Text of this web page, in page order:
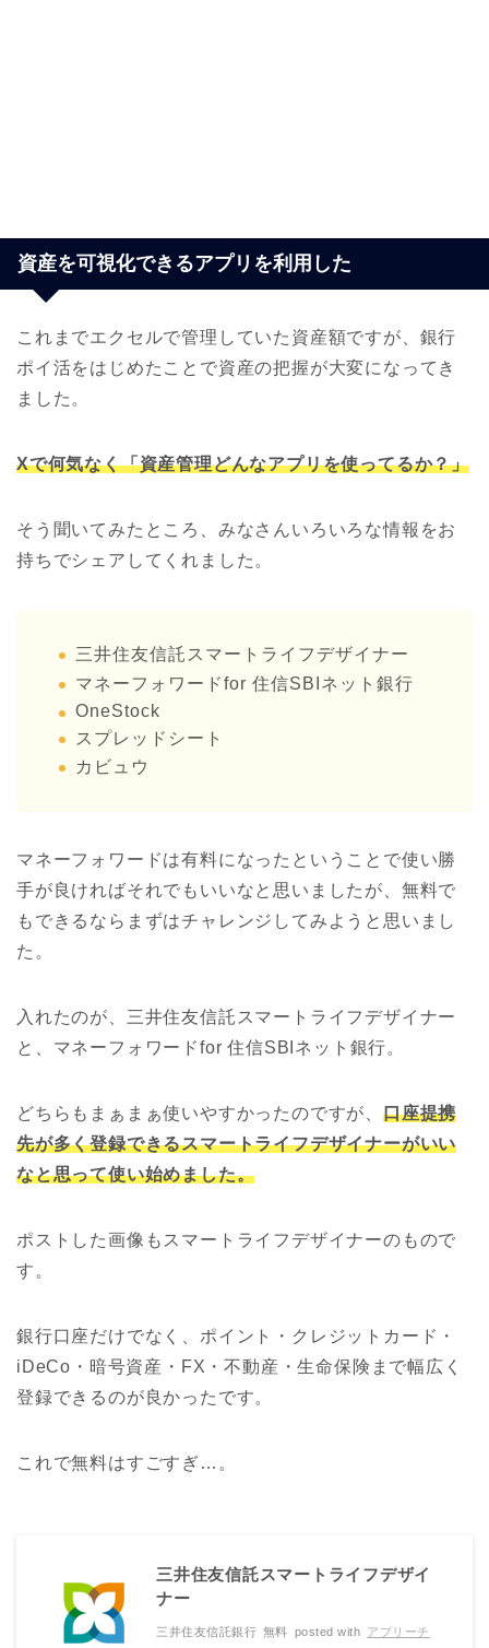
資産を可視化できるアプリを利用した
これまでエクセルで管理していた資産額ですが、銀行
ポイ活をはじめたことで資産の把握が大変になってき
ました。
Xで何気なく「資産管理どんなアプリを使ってるか？」
そう聞いてみたところ、みなさんいろいろな情報をお
持ちでシェアしてくれました。
三井住友信託スマートライフデザイナー
マネーフォワードfor 住信SBIネット銀行
OneStock
スプレッドシート
カビュウ
マネーフォワードは有料になったということで使い勝
手が良ければそれでもいいなと思いましたが、無料で
もできるならまずはチャレンジしてみようと思いまし
た。
入れたのが、三井住友信託スマートライフデザイナー
と、マネーフォワードfor 住信SBIネット銀行。
どちらもまぁまぁ使いやすかったのですが、 口座提携
先が多く登録できるスマートライフデザイナーがいい
なと思って使い始めました。
ポストした画像もスマートライフデザイナーのもので
す。
銀行口座だけでなく、ポイント・クレジットカード・
iDeCo・暗号資産・FX・不動産・生命保険まで幅広く
登録できるのが良かったです。
これで無料はすごすぎ…。
三井住友信託スマートライフデザイ
ナー
三井住友信託銀行 無料 posted with アプリーチ